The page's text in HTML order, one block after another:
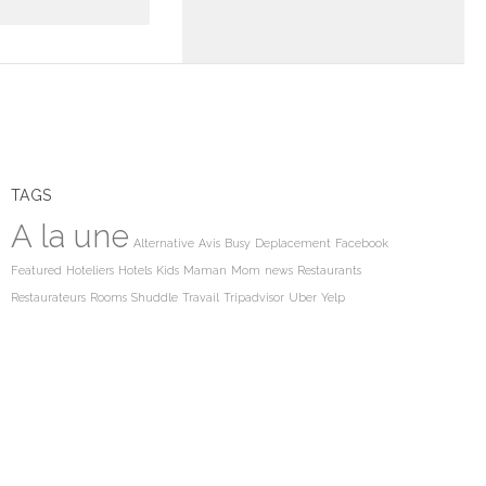
TAGS
A la une Alternative Avis Busy Deplacement Facebook
Featured Hoteliers Hotels Kids Maman Mom news Restaurants
Restaurateurs Rooms Shuddle Travail Tripadvisor Uber Yelp